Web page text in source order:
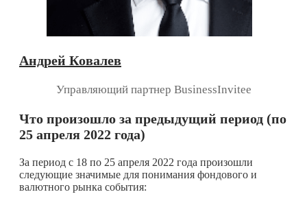
Андрей Ковалев
Управляющий партнер BusinessInvitee
Что произошло за предыдущий период (по
25 апреля 2022 года)
За период с 18 по 25 апреля 2022 года произошли
следующие значимые для понимания фондового и
валютного рынка события: